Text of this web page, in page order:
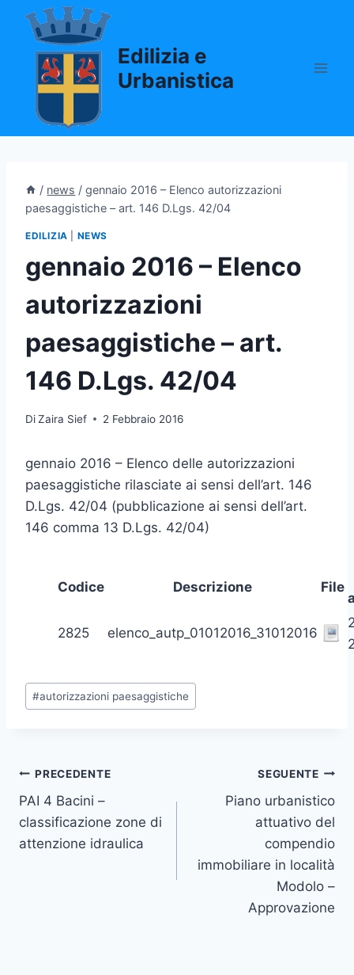
Salta
contenuto
Edilizia e
Urbanistica
/ news / gennaio 2016 – Elenco autorizzazioni
paesaggistiche – art. 146 D.Lgs. 42/04
EDILIZIA NEWS
gennaio 2016 – Elenco
autorizzazioni
paesaggistiche – art.
146 D.Lgs. 42/04
DiZaira Sief 2 Febbraio 2016
gennaio 2016 – Elenco delle autorizzazioni
paesaggistiche rilasciate ai sensi dell’art. 146
D.Lgs. 42/04 (pubblicazione ai sensi dell’art.
146 comma 13 D.Lgs. 42/04)
Codice Descrizione File
2825 elenco_autp_01012016_31012016
Tag
articolo:
#autorizzazioni paesaggistiche
Navigazione
articoli
PRECEDENTE
PAI 4 Bacini –
classificazione zone di
attenzione idraulica
SEGUENTE
Piano urbanistico
attuativo del
compendio
immobiliare in località
Modolo –
Approvazione